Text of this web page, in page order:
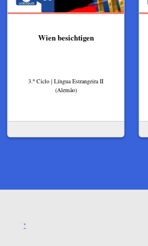
Wien besichtigen
3.º Ciclo | Língua Estrangeira II
(Alemão)